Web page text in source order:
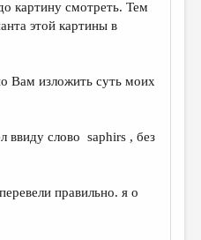
картину смотреть. Тем
этой картины в
Вам изложить суть моих
ввиду слово saphirs , без
правильно. я о